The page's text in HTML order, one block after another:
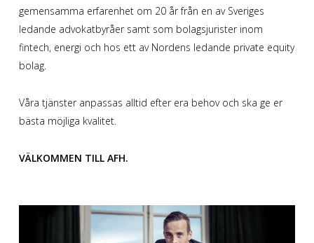
gemensamma erfarenhet om 20 år från en av Sveriges
ledande advokatbyråer samt som bolagsjurister inom
fintech, energi och hos ett av Nordens ledande private equity
bolag.
Våra tjänster anpassas alltid efter era behov och ska ge er
bästa möjliga kvalitet.
VÄLKOMMEN TILL AFH.